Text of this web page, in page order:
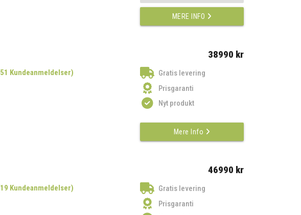
MERE INFO
Kundeanmeldelser)
38990 kr
Gratis levering
Prisgaranti
Nyt produkt
Mere Info
Kundeanmeldelser)
46990 kr
Gratis levering
Prisgaranti